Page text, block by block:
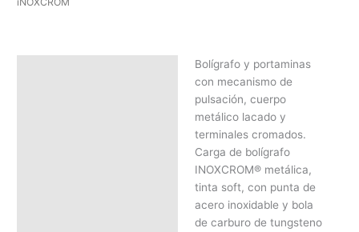
Bolígrafo y portaminas
con mecanismo de
pulsación, cuerpo
metálico lacado y
terminales cromados.
Carga de bolígrafo
INOXCROM® metálica,
tinta soft, con punta de
acero inoxidable y bola
de carburo de tungsteno